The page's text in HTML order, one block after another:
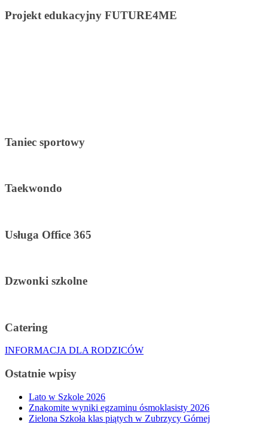
Projekt edukacyjny FUTURE4ME
Taniec sportowy
Taekwondo
Usługa Office 365
Dzwonki szkolne
Catering
INFORMACJA DLA RODZICÓW
Ostatnie wpisy
Lato w Szkole 2026
Znakomite wyniki egzaminu ósmoklasisty 2026
Zielona Szkoła klas piątych w Zubrzycy Górnej